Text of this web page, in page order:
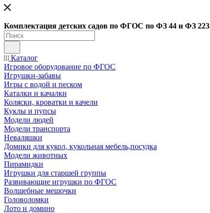
Комплектация детских садов по ФГОC по ФЗ 44 и ФЗ 223
Каталог
Игровое оборудование по ФГОС
Игрушки-забавы
Игры с водой и песком
Каталки и качалки
Коляски, кроватки и качели
Куклы и пупсы
Модели людей
Модели транспорта
Неваляшки
Домики для кукол, кукольная мебель,посудка
Модели животных
Пирамидки
Игрушки для старшей группы
Развивающие игрушки по ФГОС
Волшебные мешочки
Головоломки
Лото и домино